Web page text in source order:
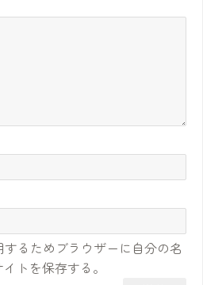
るためブラウザーに自分の名
トを保存する。